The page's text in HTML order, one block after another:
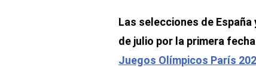
Las selecciones de
de julio por la primera
Juegos Olímpicos París